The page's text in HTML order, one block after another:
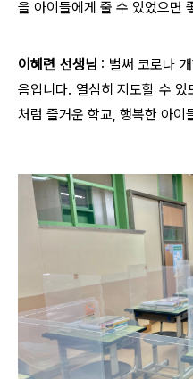
을 아이들에게 줄 수 있었으면
이혜련 선생님 : 벌써 코로나
음입니다. 열심히 지도할 수
처럼 즐거운 학교, 행복한 아이